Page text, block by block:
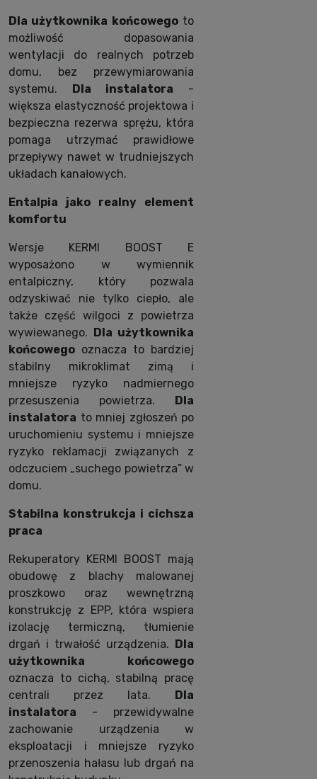
Dla użytkownika końcowegoto
możliwość dopasowania
wentylacji do realnych potrzeb
domu, bez przewymiarowania
systemu. Dla instalatora -
większa elastyczność projektowa i
bezpieczna rezerwa sprężu, która
pomaga utrzymać prawidłowe
przepływy nawet w trudniejszych
układach kanałowych.
Entalpia jako realny element
komfortu
Wersje KERMI BOOST E
wyposażono w wymiennik
entalpiczny, który pozwala
odzyskiwać nie tylko ciepło, ale
także część wilgoci z powietrza
wywiewanego. Dla użytkownika
końcowego oznacza to bardziej
stabilny mikroklimat zimą i
mniejsze ryzyko nadmiernego
przesuszenia powietrza. Dla
instalatora to mniej zgłoszeń po
uruchomieniu systemu i mniejsze
ryzyko reklamacji związanych z
odczuciem „suchego powietrza” w
domu.
Stabilna konstrukcja i cichsza
praca
Rekuperatory KERMI BOOST mają
obudowę z blachy malowanej
proszkowo oraz wewnętrzną
konstrukcję z EPP, która wspiera
izolację termiczną, tłumienie
drgań i trwałość urządzenia. Dla
użytkownika końcowego
oznacza to cichą, stabilną pracę
centrali przez lata. Dla
instalatora - przewidywalne
zachowanie urządzenia w
eksploatacji i mniejsze ryzyko
przenoszenia hałasu lub drgań na